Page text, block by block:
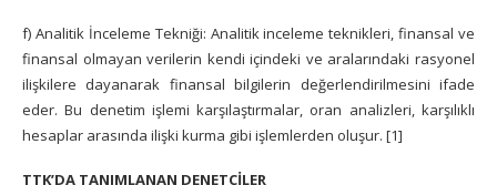
f) Analitik İnceleme Tekniği: Analitik inceleme teknikleri, finansal ve
finansal olmayan verilerin kendi içindeki ve aralarındaki rasyonel
ilişkilere dayanarak finansal bilgilerin değerlendirilmesini ifade
eder. Bu denetim işlemi karşılaştırmalar, oran analizleri, karşılıklı
hesaplar arasında ilişki kurma gibi işlemlerden oluşur. [1]
TTK’DA TANIMLANAN DENETÇİLER